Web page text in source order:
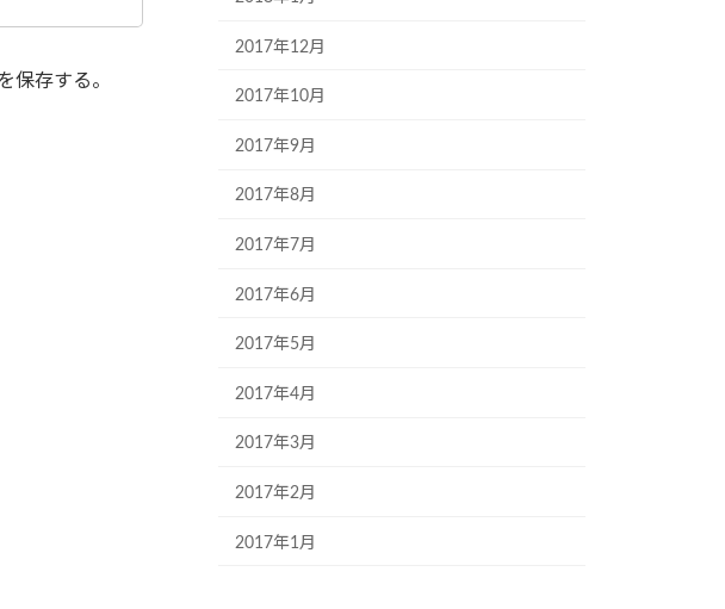
保存する。
2017年12月
2017年10月
2017年9月
2017年8月
2017年7月
2017年6月
2017年5月
2017年4月
2017年3月
2017年2月
2017年1月